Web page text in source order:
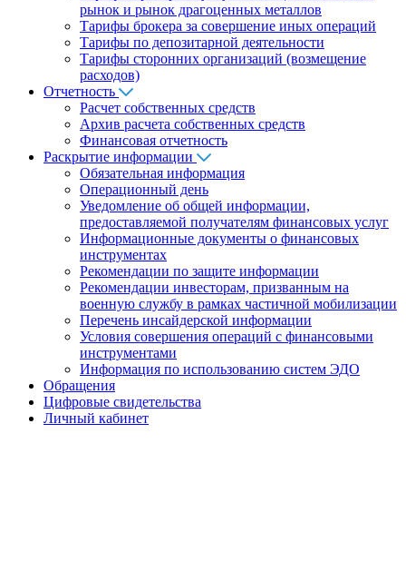
рынок и рынок драгоценных металлов
Тарифы брокера за совершение иных операций
Тарифы по депозитарной деятельности
Тарифы сторонних организаций (возмещение
расходов)
Отчетность
Расчет собственных средств
Архив расчета собственных средств
Финансовая отчетность
Раскрытие информации
Обязательная информация
Операционный день
Уведомление об общей информации,
предоставляемой получателям финансовых услуг
Информационные документы о финансовых
инструментах
Рекомендации по защите информации
Рекомендации инвесторам, призванным на
военную службу в рамках частичной мобилизации
Перечень инсайдерской информации
Условия совершения операций с финансовыми
инструментами
Информация по использованию систем ЭДО
Обращения
Цифровые свидетельства
Личный кабинет